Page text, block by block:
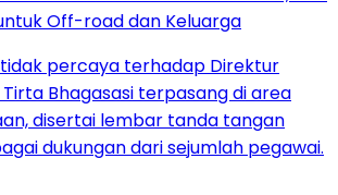
Off-road dan Keluarga